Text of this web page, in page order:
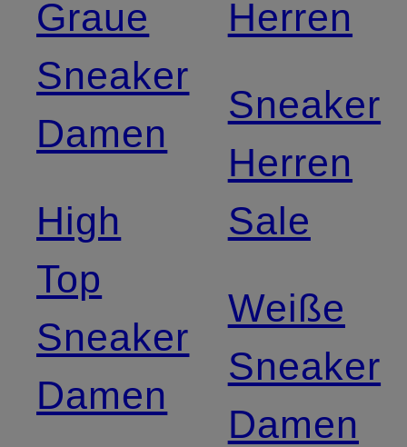
Graue
Sneaker
Damen
High
Top
Sneaker
Damen
Herren
Sneaker
Herren
Sale
Weiße
Sneaker
Damen